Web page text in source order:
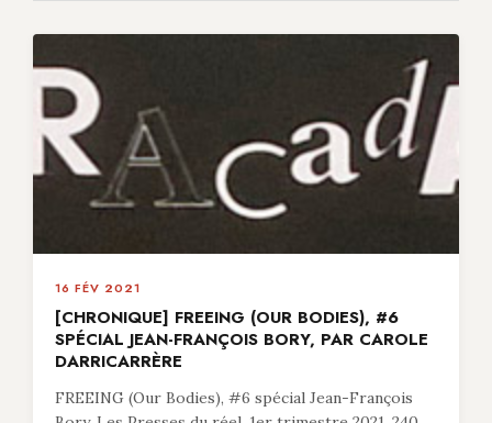
16 FÉV 2021
[CHRONIQUE] FREEING (OUR BODIES), #6
SPÉCIAL JEAN-FRANÇOIS BORY, PAR CAROLE
DARRICARRÈRE
FREEING (Our Bodies), #6 spécial Jean-François